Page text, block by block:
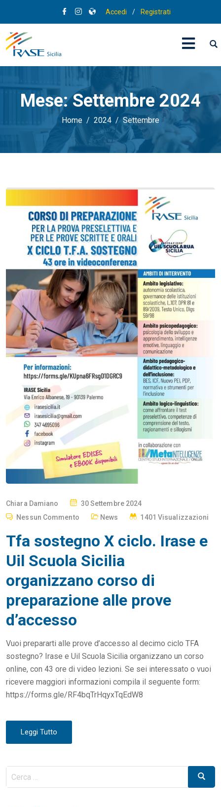
Accedi / Registrati
Mese:Settembre 2024
Home 2024 Settembre
Chiara Damiano
P
T
D
O
30 Settembre 2024
Nessun Commento
News 1401 Visualizzazioni
Tfa sostegno X ciclo. Irase e
Uil Scuola Sicilia
organizzano corso di
preparazione alle prove
d’accesso
Vuoi prepararti alle prove d’accesso al decimo ciclo TFA
sostegno? Irase e Uil Scuola Sicilia organizzano un corso
online, con 43 ore di video lezioni. Se sei interessato o vuoi
ricevere maggiori informazioni compila il seguente form:
https://forms.gle/RF4bqTrHqyxTqEdW8
Leggi Tutto
Cerca
per:
Cerca